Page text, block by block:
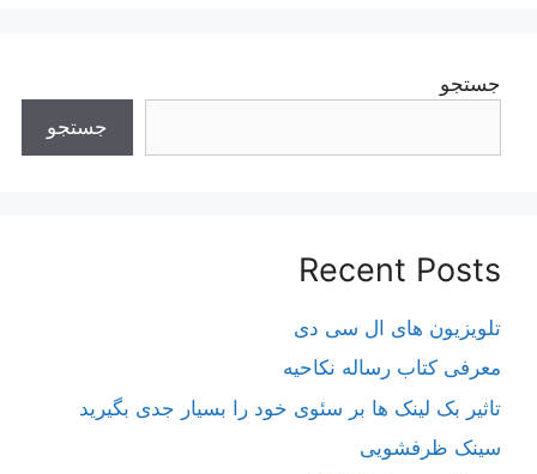
جستجو
جستجو
Recent Posts
تلویزیون های ال سی دی
معرفی کتاب رساله نکاحیه
تاثیر بک لینک ها بر سئوی خود را بسیار جدی بگیرید
سینک ظرفشویی